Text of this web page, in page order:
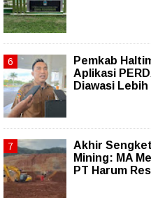
Pemkab
Aplikasi
Diawasi
Akhir
Mining: MA
PT Harum